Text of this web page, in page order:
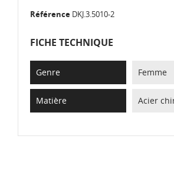
Référence DKJ.3.5010-2
FICHE TECHNIQUE
Genre Femme
Matière Acier